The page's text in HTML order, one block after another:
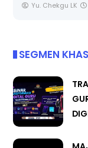
Yu. Chekgu LK
SEGMEN KHAS